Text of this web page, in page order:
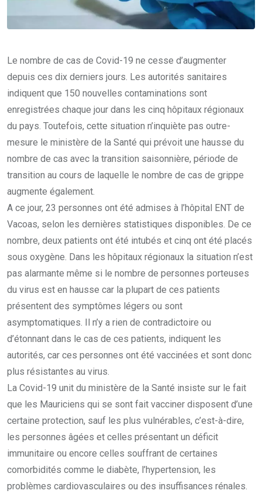
Le nombre de cas de Covid-19 ne cesse d’augmenter
depuis ces dix derniers jours. Les autorités sanitaires
indiquent que 150 nouvelles contaminations sont
enregistrées chaque jour dans les cinq hôpitaux régionaux
du pays. Toutefois, cette situation n’inquiète pas outre-
mesure le ministère de la Santé qui prévoit une hausse du
nombre de cas avec la transition saisonnière, période de
transition au cours de laquelle le nombre de cas de grippe
augmente également.
A ce jour, 23 personnes ont été admises à l’hôpital ENT de
Vacoas, selon les dernières statistiques disponibles. De ce
nombre, deux patients ont été intubés et cinq ont été placés
sous oxygène. Dans les hôpitaux régionaux la situation n’est
pas alarmante même si le nombre de personnes porteuses
du virus est en hausse car la plupart de ces patients
présentent des symptômes légers ou sont
asymptomatiques. Il n’y a rien de contradictoire ou
d’étonnant dans le cas de ces patients, indiquent les
autorités, car ces personnes ont été vaccinées et sont donc
plus résistantes au virus.
La Covid-19 unit du ministère de la Santé insiste sur le fait
que les Mauriciens qui se sont fait vacciner disposent d’une
certaine protection, sauf les plus vulnérables, c’est-à-dire,
les personnes âgées et celles présentant un déficit
immunitaire ou encore celles souffrant de certaines
comorbidités comme le diabète, l’hypertension, les
problèmes cardiovasculaires ou des insuffisances rénales.